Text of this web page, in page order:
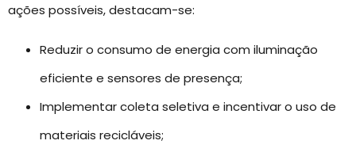
ações possíveis, destacam-se:
Reduzir o consumo de energia com iluminação
eficiente e sensores de presença;
Implementar coleta seletiva e incentivar o uso de
materiais recicláveis;